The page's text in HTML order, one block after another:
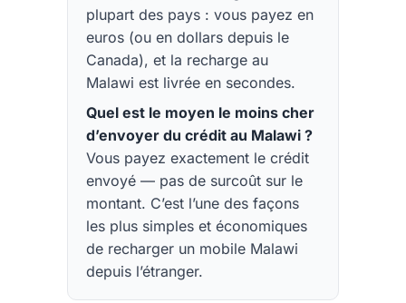
plupart des pays : vous payez en
euros (ou en dollars depuis le
Canada), et la recharge au
Malawi est livrée en secondes.
Quel est le moyen le moins cher
d’envoyer du crédit au Malawi ?
Vous payez exactement le crédit
envoyé — pas de surcoût sur le
montant. C’est l’une des façons
les plus simples et économiques
de recharger un mobile Malawi
depuis l’étranger.